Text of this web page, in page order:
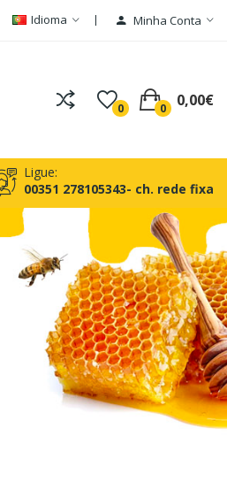
Idioma Minha Conta
0 0 0,00€
Ligue:
00351 278105343- ch. rede fixa